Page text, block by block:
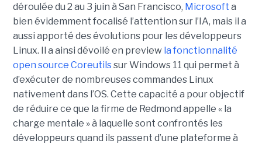
déroulée du 2 au 3 juin à San Francisco, Microsoft a
bien évidemment focalisé l’attention sur l’IA, mais il a
aussi apporté des évolutions pour les développeurs
Linux. Il a ainsi dévoilé en preview la fonctionnalité
open source Coreutilssur Windows 11 qui permet à
d’exécuter de nombreuses commandes Linux
nativement dans l’OS. Cette capacité a pour objectif
de réduire ce que la firme de Redmond appelle « la
charge mentale » à laquelle sont confrontés les
développeurs quand ils passent d’une plateforme à